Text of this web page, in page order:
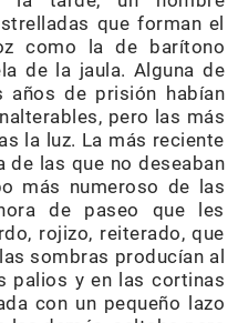
que forman el
como la de barítono
de la jaula. Alguna de
años de prisión habían
pero las más
la luz. La más reciente
de las que no deseaban
más numeroso de las
de paseo que les
rojizo, reiterado, que
sombras producían al
palios y en las cortinas
con un pequeño lazo